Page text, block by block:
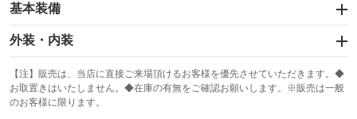
基本装備
エアバッグ：運転席/助手席/サイド
：装備あり
：装備あり
サンルーフ
：装備なし ABS
外装・内装
カーナビ：SDナビ
：装備あり
TV
：装備なし
【注】販売は、当店に直接ご来場頂けるお客様を優先させていただきます。◆
お取置きはいたしません。◆在庫の有無をご確認お願いします。※販売は一般
のお客様に限ります。